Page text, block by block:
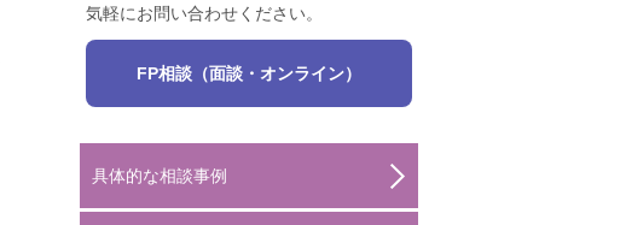
気軽にお問い合わせください。
FP相談（面談・オンライン）
具体的な相談事例